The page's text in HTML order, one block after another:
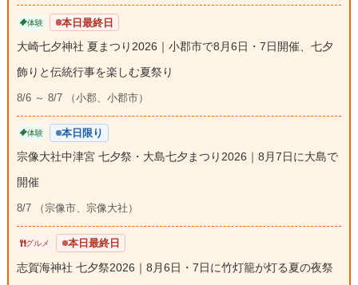
体験 本日最終日
大崎七夕神社 夏まつり2026｜小郡市で8月6日・7日開催、七夕
飾りと伝統行事を楽しむ夏祭り
8/6 ～ 8/7 （小郡、小郡市）
体験 本日限り
宗像大社中津宮 七夕祭・大島七夕まつり2026｜8月7日に大島で
開催
8/7 （宗像市、宗像大社）
グルメ 本日最終日
志賀海神社 七夕祭2026｜8月6日・7日に竹灯籠が灯る夏の夜祭